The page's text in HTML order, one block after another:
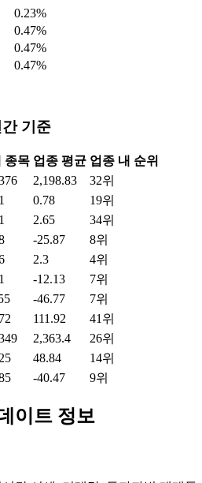
0.23%
0.47%
0.47%
0.47%
기준
종목 업종 평균 업종 내 순위
2,198.83
32위
0.78
19위
2.65
34위
-25.87
8위
2.3
4위
-12.13
7위
-46.77
7위
111.92
41위
2,363.4
26위
48.84
14위
-40.47 9위
이트 정보